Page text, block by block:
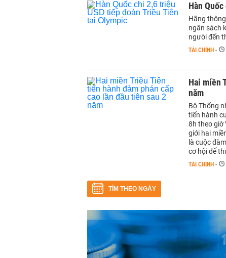
Hàn
Hãng
ngân sách
người đến
TÀI CHÍNH -
Hai miền
năm
Bộ Thống
tiến hành
8h theo giờ
giới hai
là cuộc
cơ hội để
TÀI CHÍNH -
TÌM THEO NGÀY